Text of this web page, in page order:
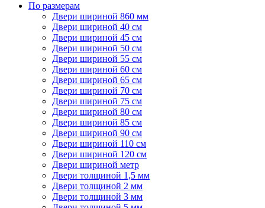
По размерам
Двери шириной 860 мм
Двери шириной 40 см
Двери шириной 45 см
Двери шириной 50 см
Двери шириной 55 см
Двери шириной 60 см
Двери шириной 65 см
Двери шириной 70 см
Двери шириной 75 см
Двери шириной 80 см
Двери шириной 85 см
Двери шириной 90 см
Двери шириной 110 см
Двери шириной 120 см
Двери шириной метр
Двери толщиной 1,5 мм
Двери толщиной 2 мм
Двери толщиной 3 мм